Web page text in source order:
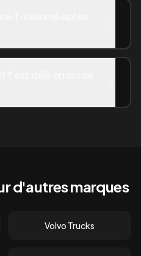
d'autres marques
Volvo Trucks